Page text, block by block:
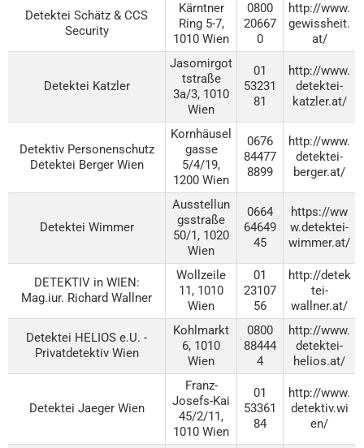
Detektei Schätz & CCS
Security
Kärntner
Ring 5-7,
1010 Wien
0800
20667
0
http://www.
gewissheit.
at/
Detektei Katzler
Jasomirgot
tstraße
3a/3, 1010
Wien
01
53231
81
http://www.
detektei-
katzler.at/
Detektiv Personenschutz
Detektei Berger Wien
Kornhäusel
gasse
5/4/19,
1200 Wien
0676
84477
8899
http://www.
detektei-
berger.at/
Detektei Wimmer
Ausstellun
gsstraße
50/1, 1020
Wien
0664
64649
45
https://ww
w.detektei-
wimmer.at/
DETEKTIV in WIEN:
Mag.iur. Richard Wallner
Wollzeile
11, 1010
Wien
01
23107
56
http://detek
tei-
wallner.at/
Detektei HELIOS e.U. -
Privatdetektiv Wien
Kohlmarkt
6, 1010
Wien
0800
88444
4
http://www.
detektei-
helios.at/
Detektei Jaeger Wien
Franz-
Josefs-Kai
45/2/11,
1010 Wien
01
53361
84
http://www.
detektiv.wi
en/